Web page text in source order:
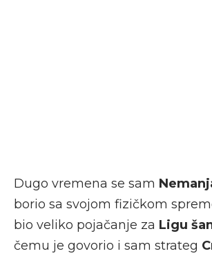
Dugo vremena se sam
borio sa svojom fizičkom
bio veliko pojačanje za Ligu
čemu je govorio i sam strateg